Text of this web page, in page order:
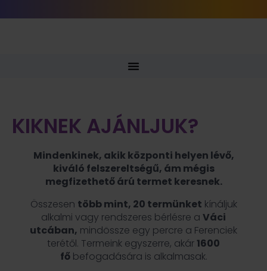
KIKNEK AJÁNLJUK?
Mindenkinek, akik központi helyen lévő,
kiváló felszereltségű, ám mégis
megfizethető árú termet keresnek.
Összesen több mint, 20 termünket kínáljuk
alkalmi vagy rendszeres bérlésre a Váci
utcában, mindössze egy percre a Ferenciek
terétől. Termeink egyszerre, akár 1600
főbefogadására is alkalmasak.